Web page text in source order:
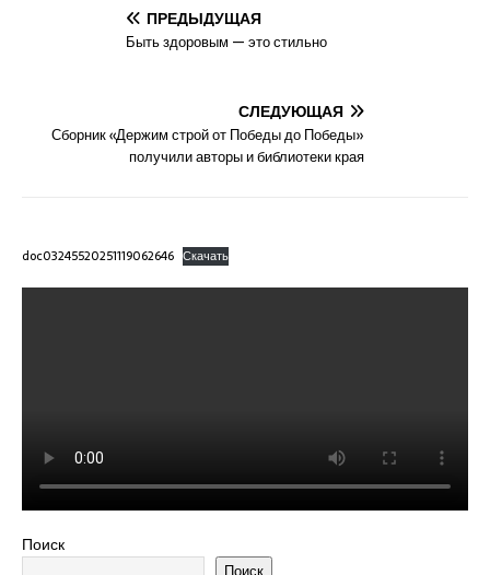
ПРЕДЫДУЩАЯ
Быть здоровым — это стильно
СЛЕДУЮЩАЯ
Сборник «Держим строй от Победы до Победы»
получили авторы и библиотеки края
doc03245520251119062646 Скачать
Поиск
Поиск